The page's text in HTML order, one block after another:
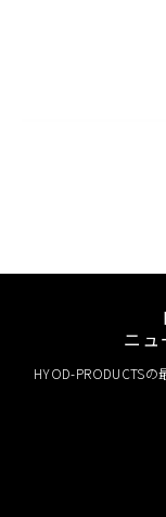
ニュ
HYOD-PRODUCTS